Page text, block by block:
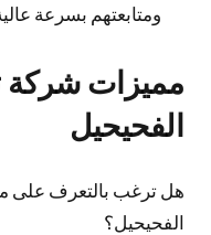
ومتابعتهم بسرعة
مميزات شركة
الفحيحيل
هل ترغب بالتعرف على
الفحيحيل؟